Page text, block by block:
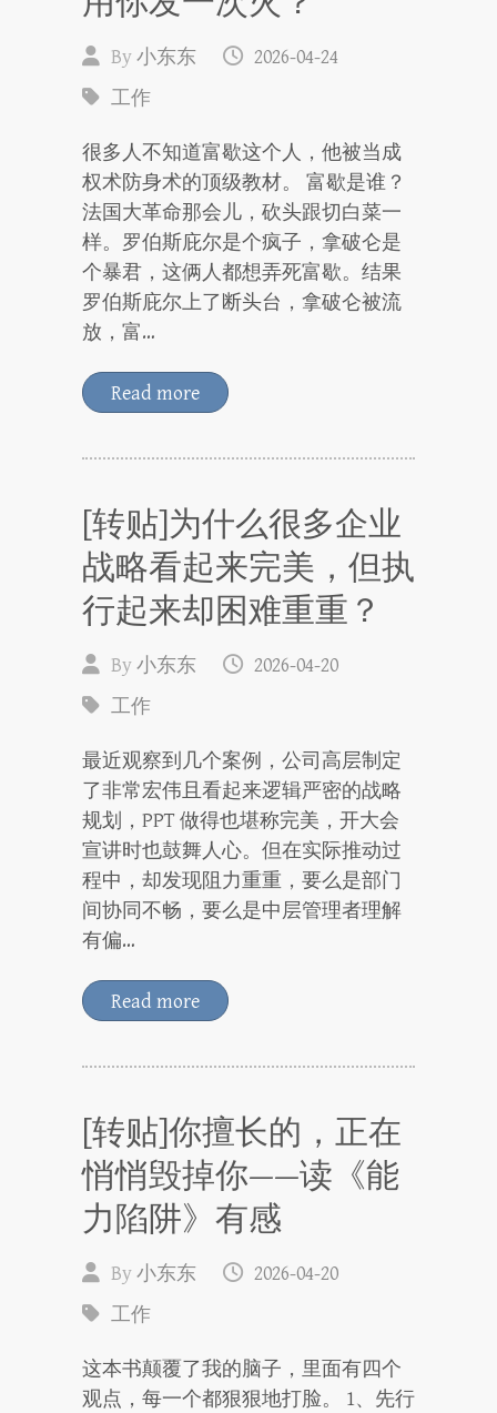
By小东东
2026-04-24
工作
很多人不知道富歇这个人，他被当成
权术防身术的顶级教材。 富歇是谁？
法国大革命那会儿，砍头跟切白菜一
样。罗伯斯庇尔是个疯子，拿破仑是
个暴君，这俩人都想弄死富歇。结果
罗伯斯庇尔上了断头台，拿破仑被流
放，富…
Read more
[转贴]为什么很多企业
战略看起来完美，但执
行起来却困难重重？
By小东东
2026-04-20
工作
最近观察到几个案例，公司高层制定
了非常宏伟且看起来逻辑严密的战略
规划，PPT 做得也堪称完美，开大会
宣讲时也鼓舞人心。但在实际推动过
程中，却发现阻力重重，要么是部门
间协同不畅，要么是中层管理者理解
有偏…
Read more
[转贴]你擅长的，正在
悄悄毁掉你——读《能
力陷阱》有感
By小东东
2026-04-20
工作
这本书颠覆了我的脑子，里面有四个
观点，每一个都狠狠地打脸。 1、先行